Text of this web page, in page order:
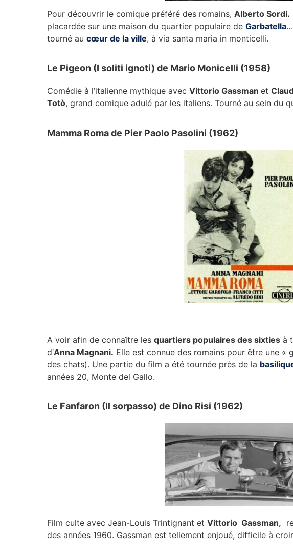
Pour découvrir le comique préféré des romains, Alberto Sordi.
placardée sur une maison du quartier populaire de Garbatella..
tourné au cœur de la ville, à via santa maria in monticelli.
Le Pigeon (I soliti ignoti) de Mario Monicelli (1958)
Comédie à l’italienne mythique avec Vittorio Gassman et
Totò, grand comique adulé par les italiens. Tourné au sein du
Mamma Roma de Pier Paolo Pasolini (1962)
A voir afin de connaître les quartiers populaires des sixties à
d’Anna Magnani. Elle est connue des romains pour être une
des chats). Une partie du film a été tournée près de la
années 20, Monte del Gallo.
Le Fanfaron (Il sorpasso) de Dino Risi (1962)
Film culte avec Jean-Louis Trintignant et Vittorio Gassman,
des années 1960. Gassman est tellement enjoué, difficile à